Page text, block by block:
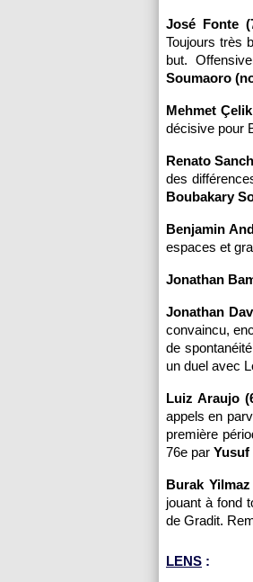
José Fonte
Toujours très
but.
Soumaoro
Mehmet
décisive pour
Renato
des
Boubakary
Benjamin
espaces et
Jonathan
Jonathan
convaincu,
de
un duel avec
Luiz Araujo
appels en
première
76e par Yusuf
Burak
jouant à fond
de Gradit.
LENS :